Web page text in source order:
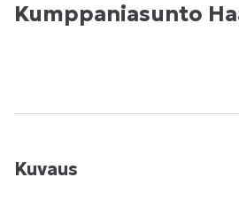
Kumppaniasunto
Kuvaus